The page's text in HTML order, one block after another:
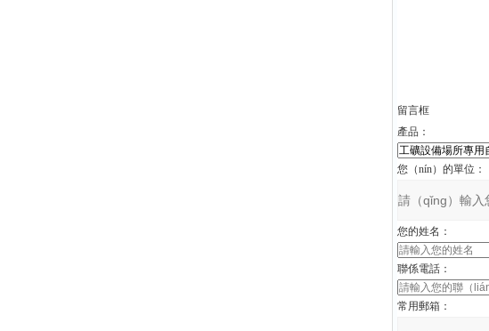
留言框
產品：
您（nín）的單位：
您的姓名：
聯係電話：
常用郵箱：